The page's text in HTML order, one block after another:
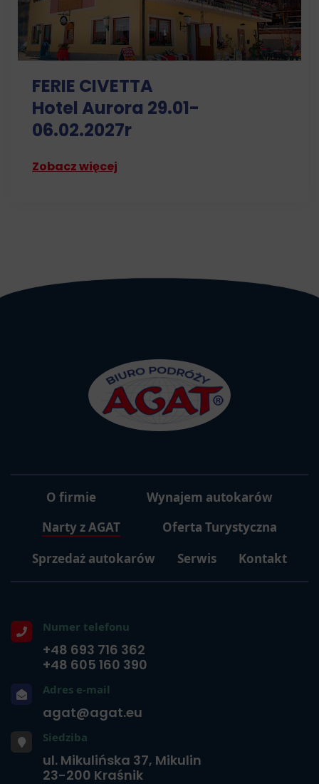
FERIE CIVETTA
Hotel Aurora 29.01-
06.02.2027r
Zobacz więcej
O firmie
Wynajem autokarów
Narty z AGAT
Oferta Turystyczna
Sprzedaż autokarów
Serwis Kontakt
Numer telefonu
+48 693 716 362
+48 605 160 390
Adres e-mail
agat@agat.eu
Siedziba
ul. Mikulińska 37, Mikulin
23-200 Kraśnik